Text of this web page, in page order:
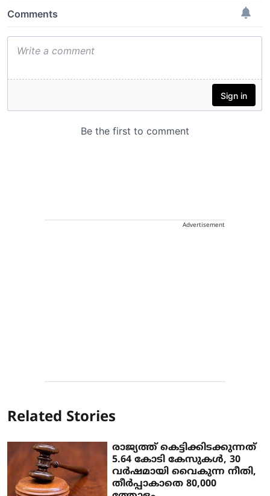
Advertisement
Related Stories
രാജ്യത്ത് കെട്ടിക്കിടക്കുന്നത്
5.64 കോടി കേസുകള്‍, 30
വര്‍ഷമായി വൈകുന്ന നീതി,
തീര്‍പ്പാകാതെ 80,000